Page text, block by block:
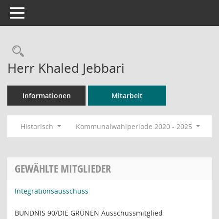
Toggle navigation
Rechercheauswahl
Herr Khaled Jebbari
Informationen Mitarbeit
Historisch Kommunalwahlperiode 2020 - 2025
GEWÄHLTE MITGLIEDER
Integrationsausschuss
BÜNDNIS 90/DIE GRÜNEN Ausschussmitglied